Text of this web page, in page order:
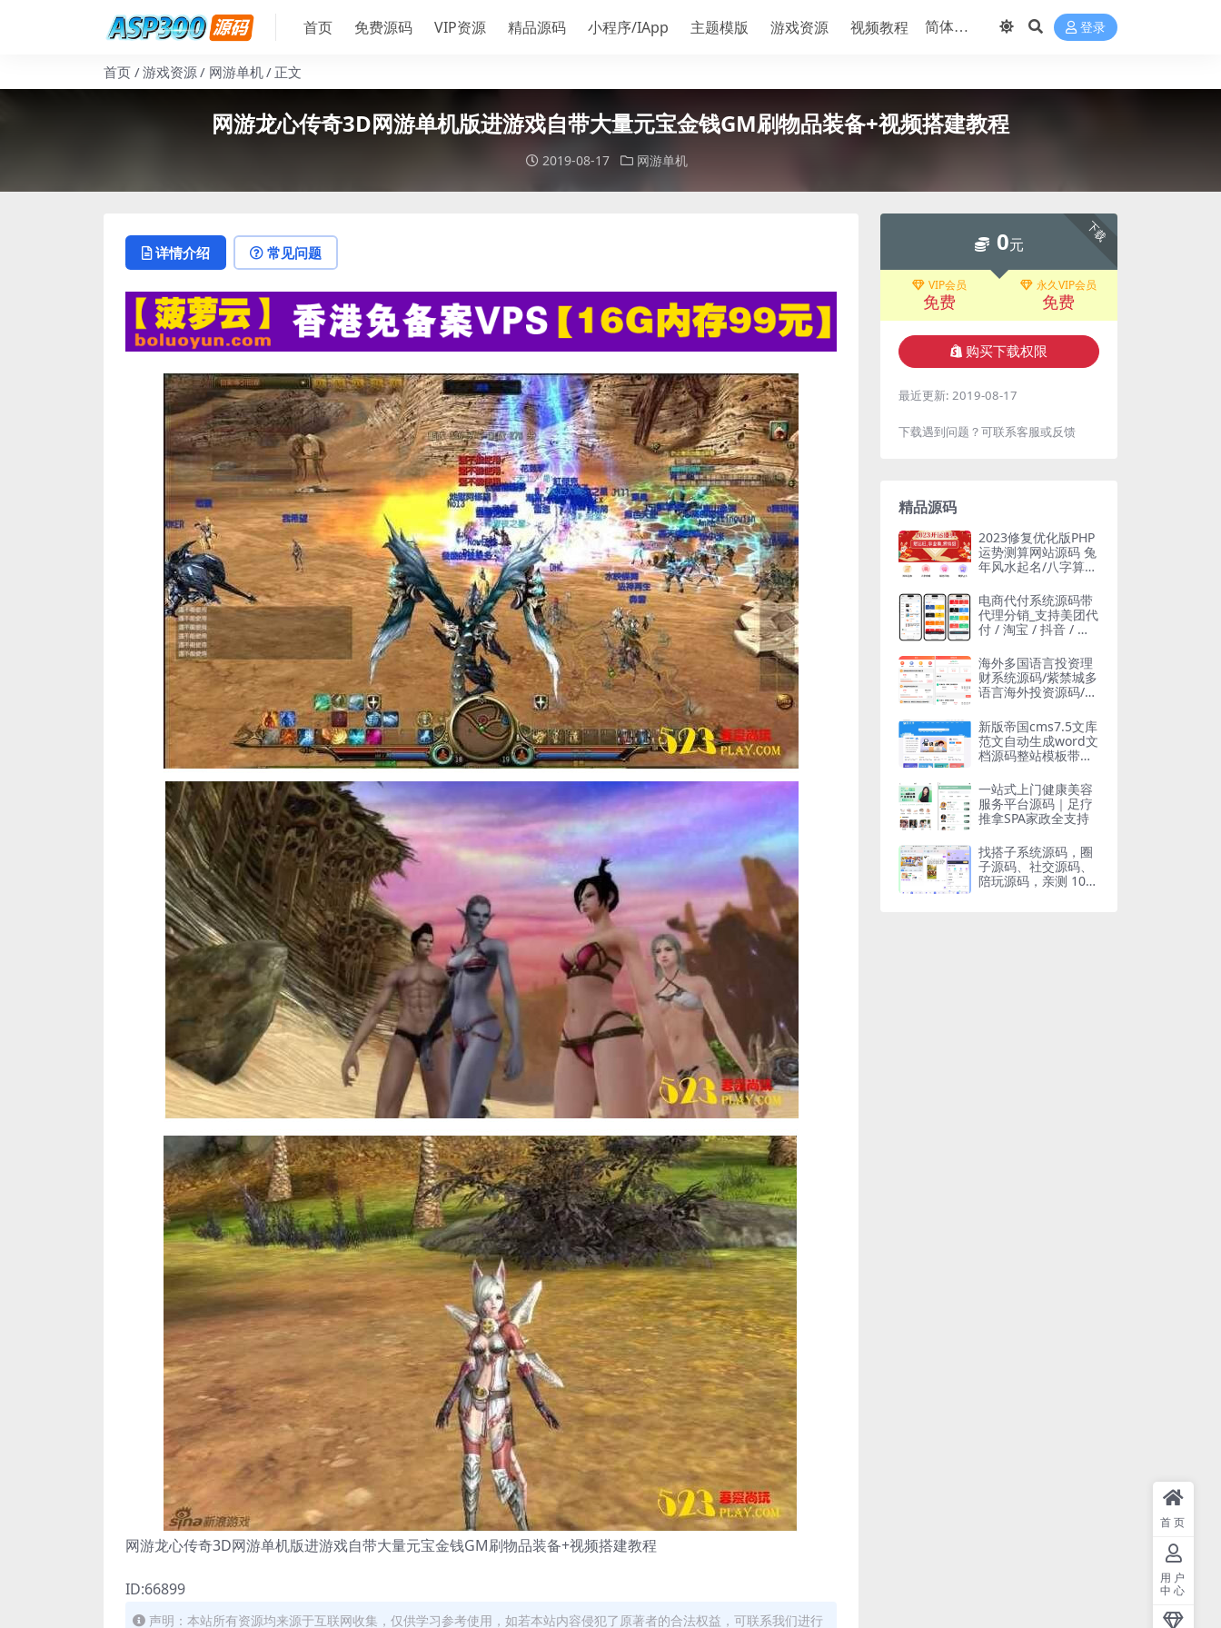
首页 免费源码 VIP资源 精品源码 小程序/IApp 主题模版 游戏资源 视频教程 登录
首页 游戏资源 网游单机 正文
网游龙心传奇3D网游单机版进游戏自带大量元宝金钱GM刷物品装备+视频搭建教程
2019-08-17 网游单机
详情介绍 常见问题
网游龙心传奇3D网游单机版进游戏自带大量元宝金钱GM刷物品装备+视频搭建教程
ID:66899
声明：本站所有资源均来源于互联网收集，仅供学习参考使用，如若本站内容侵犯了原著者的合法权益，可联系我们进行
下载
0元
VIP会员
免费
永久VIP会员
免费
购买下载权限
最近更新: 2019-08-17
下载遇到问题？可联系客服或反馈
精品源码
2023修复优化版PHP
运势测算网站源码 兔
年风水起名/八字算
周易/占卜
电商代付系统源码带
代理分销_支持美团代
付 / 淘宝 / 抖音 / 拼
海外多国语言投资理
财系统源码/紫禁城多
语言海外投资源码/投
新版帝国cms7.5文库
范文自动生成word文
档源码整站模板带会
一站式上门健康美容
服务平台源码｜足疗
推拿SPA家政全支持
找搭子系统源码，圈
子源码、社交源码、
陪玩源码，亲测 10
首页
用户
中心